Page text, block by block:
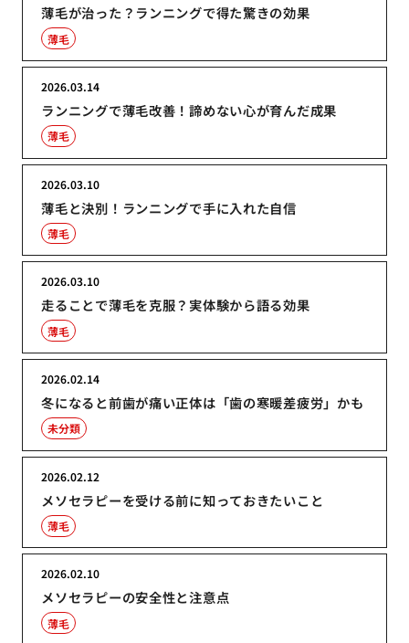
薄毛が治った？ランニングで得た驚きの効果
薄毛
ランニングで薄毛改善！諦めない心が育んだ成果
2026.03.14
薄毛
薄毛と決別！ランニングで手に入れた自信
2026.03.10
薄毛
走ることで薄毛を克服？実体験から語る効果
2026.03.10
薄毛
冬になると前歯が痛い正体は「歯の寒暖差疲労」かも
2026.02.14
未分類
メソセラピーを受ける前に知っておきたいこと
2026.02.12
薄毛
メソセラピーの安全性と注意点
2026.02.10
薄毛